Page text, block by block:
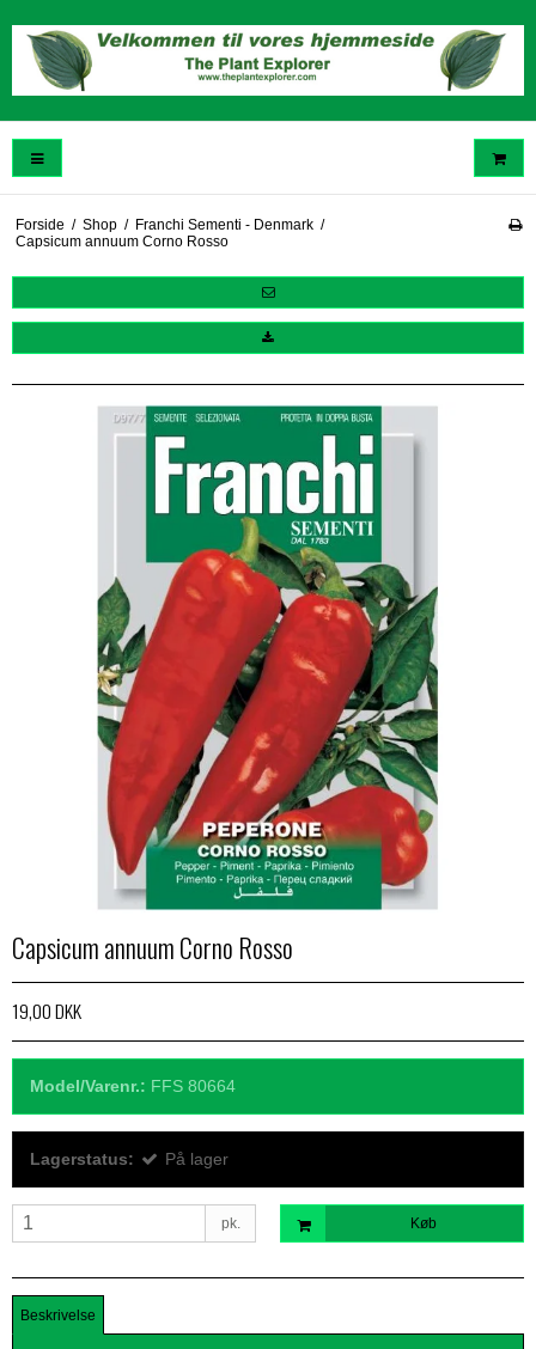
Forside / Shop / Franchi Sementi - Denmark /
Capsicum annuum Corno Rosso
Capsicum annuum Corno Rosso
19,00 DKK
Model/Varenr.: FFS 80664
Lagerstatus: På lager
pk. Køb
Beskrivelse